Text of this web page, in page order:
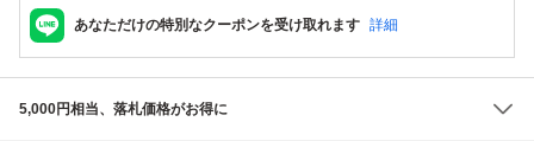
あなただけの特別なクーポンを受け取れます 詳細
5,000円相当、落札価格がお得に